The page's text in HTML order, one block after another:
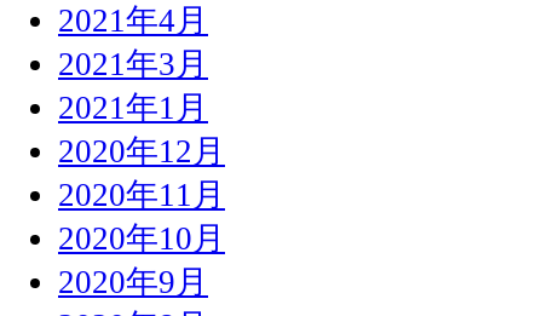
2021年4月
2021年3月
2021年1月
2020年12月
2020年11月
2020年10月
2020年9月